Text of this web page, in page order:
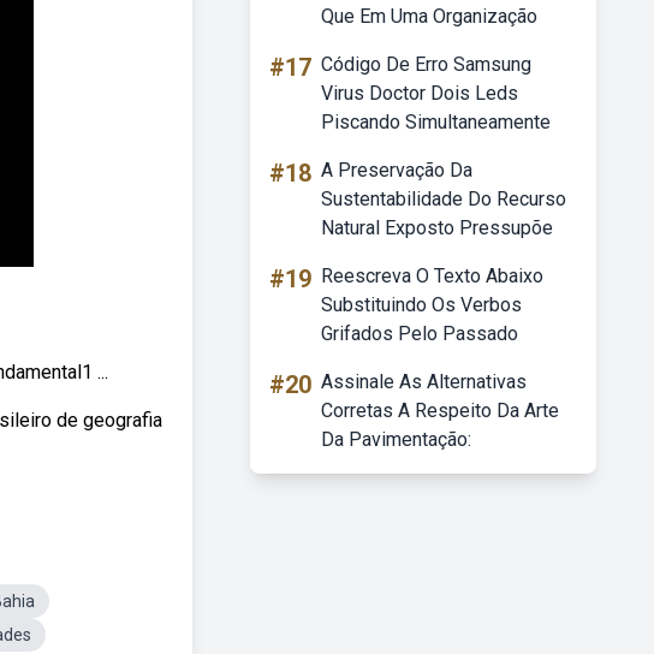
...
de geografia
Que Em Uma Organização
#17 Código De Erro Samsung
Virus Doctor Dois Leds
Piscando Simultaneamente
#18 A Preservação Da
Sustentabilidade Do Recurso
Natural Exposto Pressupõe
#19 Reescreva O Texto Abaixo
Substituindo Os Verbos
Grifados Pelo Passado
#20 Assinale As Alternativas
Corretas A Respeito Da Arte
Da Pavimentação: